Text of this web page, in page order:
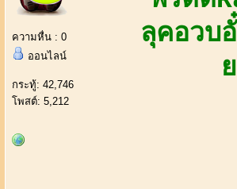
ความหื่น : 0
ออนไลน์
กระทู้: 42,746
โพสต์: 5,212
ลุคอวบ